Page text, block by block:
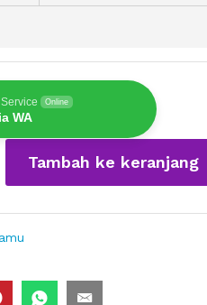
Online
WA
Tambah ke keranjang